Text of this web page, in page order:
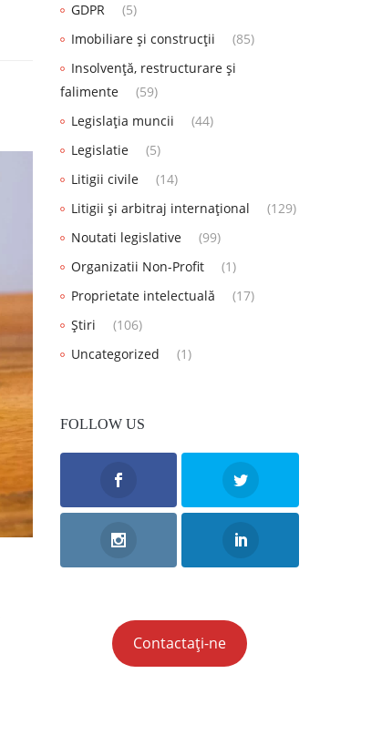
GDPR
(5)
Imobiliare și construcții
(85)
Insolvență, restructurare și
falimente
(59)
Legislația muncii
(44)
Legislatie
(5)
Litigii civile
(14)
Litigii și arbitraj internațional
(129)
Noutati legislative
(99)
Organizatii Non-Profit
(1)
Proprietate intelectuală
(17)
Știri
(106)
Uncategorized
(1)
FOLLOW US
Contactați-ne